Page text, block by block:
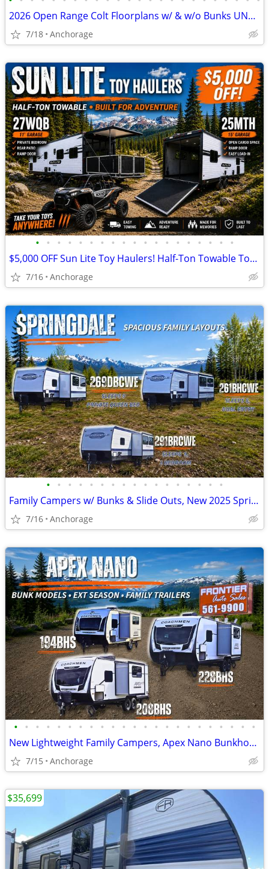
2026 Open Range Colt Floorplans w/ & w/o Bunks UNDER 3300 LBS
7/18 Anchorage
• • • • • • • • • • • • • • • • • • •
$5,000 OFF Sun Lite Toy Haulers! Half-Ton Towable Tow Behind
7/16 Anchorage
• • • • • • • • • • • • • • • • •
Family Campers w/ Bunks & Slide Outs, New 2025 Springdale RVs
7/16 Anchorage
• • • • • • • • • • • • • • • • • • • • • • •
New Lightweight Family Campers, Apex Nano Bunkhouse Trailers
7/15 Anchorage
$35,699